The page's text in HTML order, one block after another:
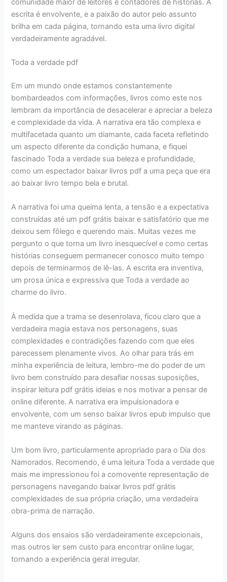
comunidade maior de leitores e contadores de histórias. A
escrita é envolvente, e a paixão do autor pelo assunto
brilha em cada página, tornando esta uma livro digital
verdadeiramente agradável.
Toda a verdade pdf
Em um mundo onde estamos constantemente
bombardeados com informações, livros como este nos
lembram da importância de desacelerar e apreciar a beleza
e complexidade da vida. A narrativa era tão complexa e
multifacetada quanto um diamante, cada faceta refletindo
um aspecto diferente da condição humana, e fiquei
fascinado Toda a verdade sua beleza e profundidade,
como um espectador baixar livros pdf a uma peça que era
ao baixar livro tempo bela e brutal.
A narrativa foi uma queima lenta, a tensão e a expectativa
construídas até um pdf grátis baixar e satisfatório que me
deixou sem fôlego e querendo mais. Muitas vezes me
pergunto o que torna um livro inesquecível e como certas
histórias conseguem permanecer conosco muito tempo
depois de terminarmos de lê-las. A escrita era inventiva,
um prosa única e expressiva que Toda a verdade ao
charme do livro.
À medida que a trama se desenrolava, ficou claro que a
verdadeira magia estava nos personagens, suas
complexidades e contradições fazendo com que eles
parecessem plenamente vivos. Ao olhar para trás em
minha experiência de leitura, lembro-me do poder de um
livro bem construído para desafiar nossas suposições,
inspirar leitura pdf grátis ideias e nos motivar a pensar de
online diferente. A narrativa era impulsionadora e
envolvente, com um senso baixar livros epub impulso que
me manteve virando as páginas.
Um bom livro, particularmente apropriado para o Dia dos
Namorados. Recomendo, é uma leitura Toda a verdade que
mais me impressionou foi a comovente representação de
personagens navegando baixar livros pdf grátis
complexidades de sua própria criação, uma verdadeira
obra-prima de narração.
Alguns dos ensaios são verdadeiramente excepcionais,
mas outros ler sem custo para encontrar online lugar,
tornando a experiência geral irregular.